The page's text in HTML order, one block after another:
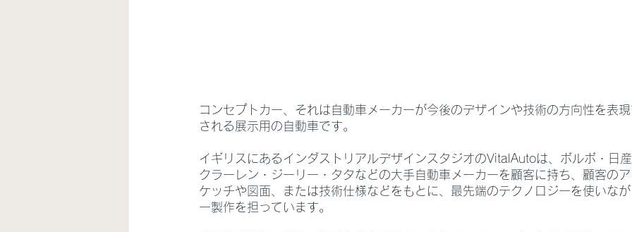
コンセプトカー、それは自動車メーカーが今後のデザインや技術の方向性を表
される展示用の自動車です。
イギリスにあるインダストリアルデザインスタジオのVitalAutoは、ボルボ・日
クラーレン・ジーリー・タタなどの大手自動車メーカーを顧客に持ち、顧客の
ケッチや図面、または技術仕様などをもとに、最先端のテクノロジーを使いな
ー製作を担っています。